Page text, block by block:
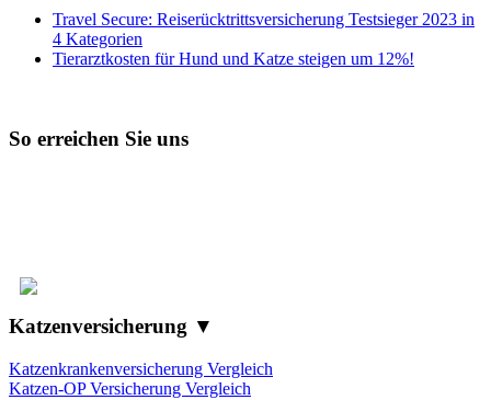
Travel Secure: Reiserücktrittsversicherung Testsieger 2023 in
4 Kategorien
Tierarztkosten für Hund und Katze steigen um 12%!
So erreichen Sie uns
Katzenversicherung ▼
Katzenkrankenversicherung Vergleich
Katzen-OP Versicherung Vergleich